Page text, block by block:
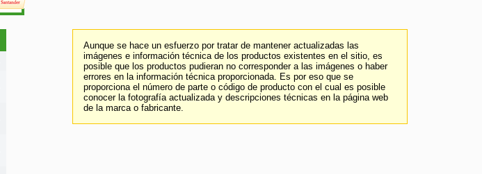
Aunque se hace un esfuerzo por tratar de mantener actualizadas las
imágenes e información técnica de los productos existentes en el sitio, es
posible que los productos pudieran no corresponder a las imágenes o haber
errores en la información técnica proporcionada. Es por eso que se
proporciona el número de parte o código de producto con el cual es posible
conocer la fotografía actualizada y descripciones técnicas en la página web
de la marca o fabricante.